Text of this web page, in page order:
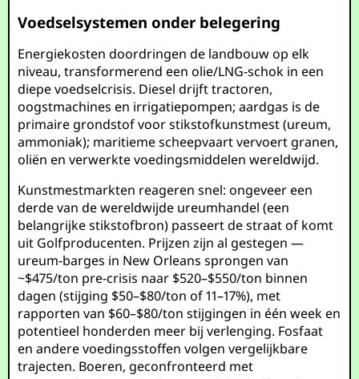
Voedselsystemen onder belegering
Energiekosten doordringen de landbouw op elk
niveau, transformerend een olie/LNG-schok in een
diepe voedselcrisis. Diesel drijft tractoren,
oogstmachines en irrigatiepompen; aardgas is de
primaire grondstof voor stikstofkunstmest (ureum,
ammoniak); maritieme scheepvaart vervoert granen,
oliën en verwerkte voedingsmiddelen wereldwijd.
Kunstmestmarkten reageren snel: ongeveer een
derde van de wereldwijde ureumhandel (een
belangrijke stikstofbron) passeert de straat of komt
uit Golfproducenten. Prijzen zijn al gestegen —
ureum-barges in New Orleans sprongen van
~$475/ton pre-crisis naar $520–$550/ton binnen
dagen (stijging $50–$80/ton of 11–17%), met
rapporten van $60–$80/ton stijgingen in één week en
potentieel honderden meer bij verlenging. Fosfaat
en andere voedingsstoffen volgen vergelijkbare
trajecten. Boeren, geconfronteerd met